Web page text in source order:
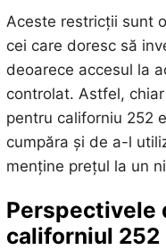
Aceste restricții sunt
cei care doresc să
deoarece accesul la
controlat. Astfel,
pentru californiu 252
cumpăra și de a-l
menține prețul la un
Perspectivele
californiul 252